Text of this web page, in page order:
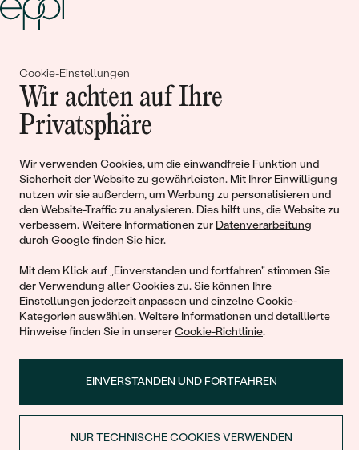
Cookie-Einstellungen
Wir achten auf Ihre
Privatsphäre
Wir verwenden Cookies, um die einwandfreie Funktion und
Sicherheit der Website zu gewährleisten. Mit Ihrer Einwilligung
nutzen wir sie außerdem, um Werbung zu personalisieren und
den Website-Traffic zu analysieren. Dies hilft uns, die Website zu
verbessern. Weitere Informationen zur Datenverarbeitung
durch Google finden Sie hier.
Mit dem Klick auf „Einverstanden und fortfahren" stimmen Sie
der Verwendung aller Cookies zu. Sie können Ihre
Einstellungen jederzeit anpassen und einzelne Cookie-
Kategorien auswählen. Weitere Informationen und detaillierte
Hinweise finden Sie in unsererCookie-Richtlinie.
EINVERSTANDEN UND FORTFAHREN
NUR TECHNISCHE COOKIES VERWENDEN
Gemeinsam erschaffen wir
Geschichten von Schönheit und
Liebe
Begleiten Sie uns!
© 2011 - 2026, Eppi.de